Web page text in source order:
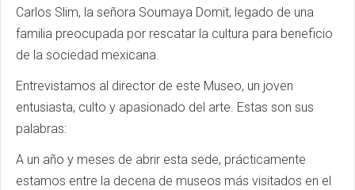
Carlos Slim, la señora Soumaya Domit, legado de una
familia preocupada por rescatar la cultura para beneficio
de la sociedad mexicana.
Entrevistamos al director de este Museo, un joven
entusiasta, culto y apasionado del arte. Estas son sus
palabras:
A un año y meses de abrir esta sede, prácticamente
estamos entre la decena de museos más visitados en el